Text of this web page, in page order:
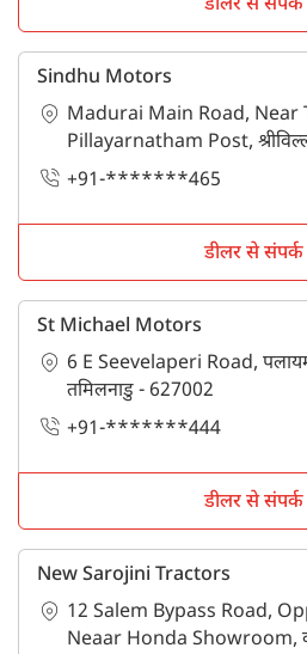
डीलर से
Sindhu Motors
Madurai Main Road, Near
Pillayarnatham Post,
तमिलनाडु - 626125
+91-*******465
डीलर से
St Michael Motors
6 E Seevelaperi Road,
तमिलनाडु - 627002
+91-*******444
डीलर से
New Sarojini Tractors
12 Salem Bypass Road,
Neaar Honda Showroom,